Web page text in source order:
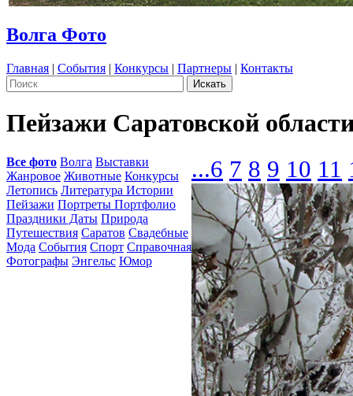
Волга Фото
Главная | События | Конкурсы | Партнеры | Контакты
Пейзажи Саратовской
Все фото Волга Выставки
Жанровое Животные Конкурсы
Летопись Литература Истории
Пейзажи Портреты Портфолио
Праздники Даты Природа
Путешествия Саратов Свадебные
Мода События Спорт Справочная
Фотографы Энгельс Юмор
...6 7 8 9 10 11